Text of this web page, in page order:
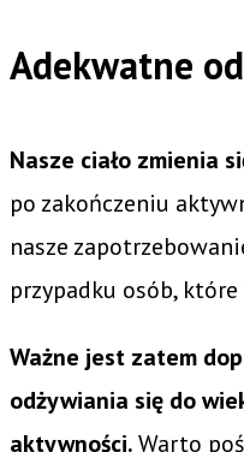
Adekwatne
Nasze ciało zmienia
po zakończeniu
nasze
przypadku osób, które
Ważne jest zatem
odżywiania się do
aktywności.Warto